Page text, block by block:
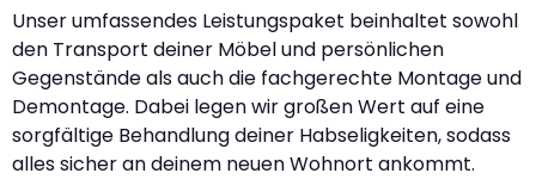
Unser umfassendes Leistungspaket beinhaltet sowohl
den Transport deiner Möbel und persönlichen
Gegenstände als auch die fachgerechte Montage und
Demontage. Dabei legen wir großen Wert auf eine
sorgfältige Behandlung deiner Habseligkeiten, sodass
alles sicher an deinem neuen Wohnort ankommt.